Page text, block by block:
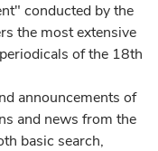
conducted by the
the most extensive
of the 18th
announcements of
and news from the
basic search,